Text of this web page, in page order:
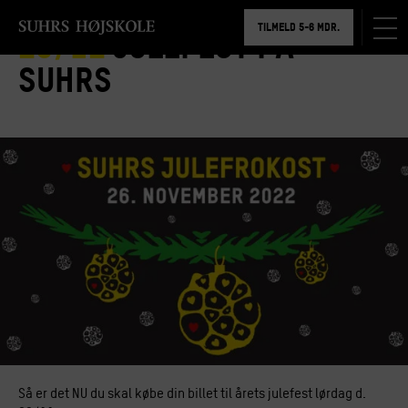
TILMELD 5-6 MDR.
26/12Julefest på
Suhrs
Så er det NU du skal købe din billet til årets julefest lørdag d.